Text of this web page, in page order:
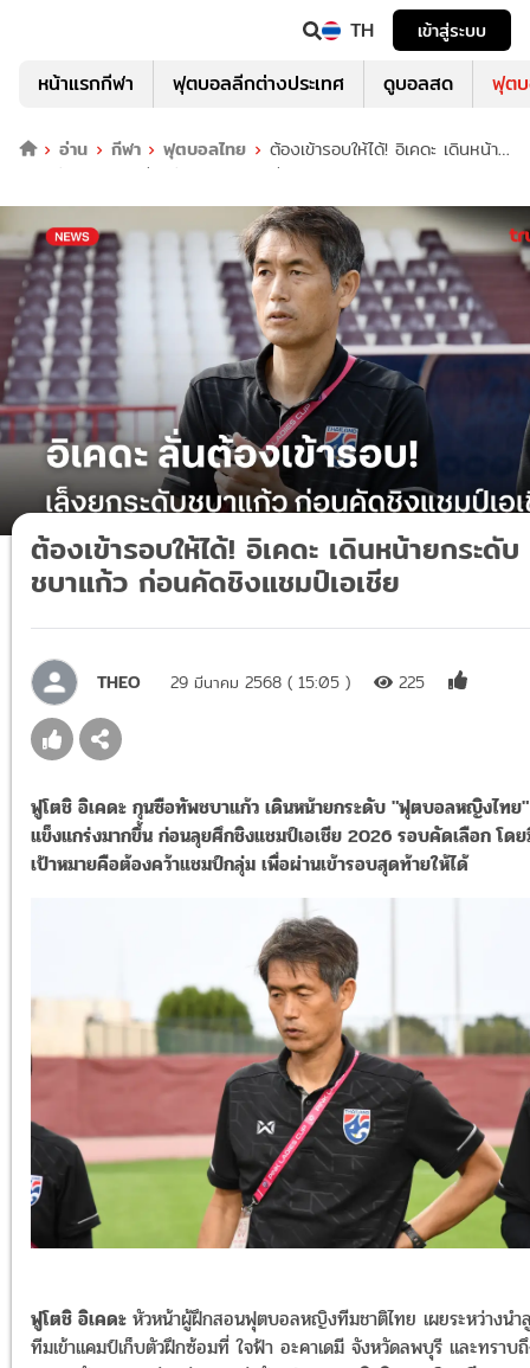
TH เข้าสู่ระบบ
หน้าแรกกีฬา ฟุตบอลลีกต่างประเทศ ดูบอลสด ฟุต
อ่าน กีฬา ฟุตบอลไทย
ต้องเข้ารอบให้ได้! อิเคดะ เดินหน้า
ยกระดับชบาแก้ว ก่อนคัดชิงแชมป์เอเชีย
ต้องเข้ารอบให้ได้! อิเคดะ เดินหน้ายกระดับ
ชบาแก้ว ก่อนคัดชิงแชมป์เอเชีย
THEO 29 มีนาคม 2568 ( 15:05 ) 225
ฟูโตชิ อิเคดะ กุนซือทัพชบาแก้ว เดินหน้ายกระดับ "ฟุตบอลหญิงไทย
แข็งแกร่งมากขึ้น ก่อนลุยศึกชิงแชมป์เอเชีย 2026 รอบคัดเลือก โด
เป้าหมายคือต้องคว้าแชมป์กลุ่ม เพื่อผ่านเข้ารอบสุดท้ายให้ได้
ฟูโตชิ อิเคดะ หัวหน้าผู้ฝึกสอนฟุตบอลหญิงทีมชาติไทย เผยระหว่างนำ
ทีมเข้าแคมป์เก็บตัวฝึกซ้อมที่ ใจฟ้า อะคาเดมี จังหวัดลพบุรี และทราบ